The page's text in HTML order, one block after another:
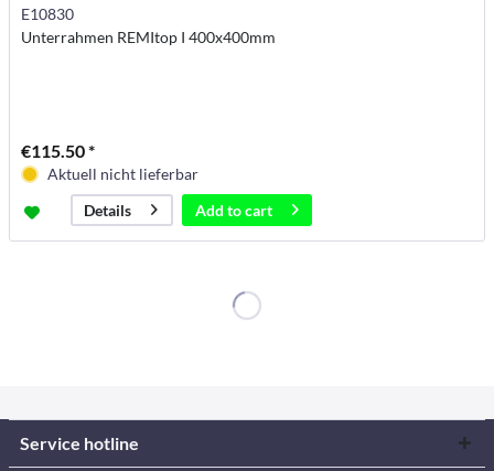
E10830
Unterrahmen REMItop I 400x400mm
€115.50 *
Aktuell nicht lieferbar
Details
Add tocart
Service hotline